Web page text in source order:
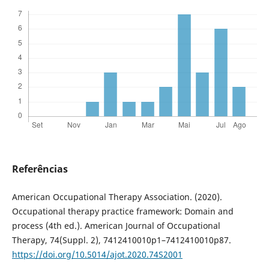
Referências
American Occupational Therapy Association. (2020).
Occupational therapy practice framework: Domain and
process (4th ed.). American Journal of Occupational
Therapy, 74(Suppl. 2), 7412410010p1–7412410010p87.
https://doi.org/10.5014/ajot.2020.74S2001